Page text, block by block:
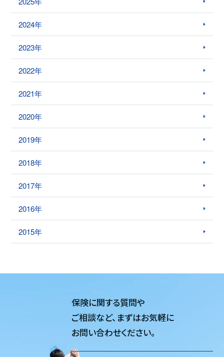
2024年
2023年
2022年
2021年
2020年
2019年
2018年
2017年
2016年
2015年
保険に関する質問や
ご相談など、 まずはお気軽に
お問い合わせください。